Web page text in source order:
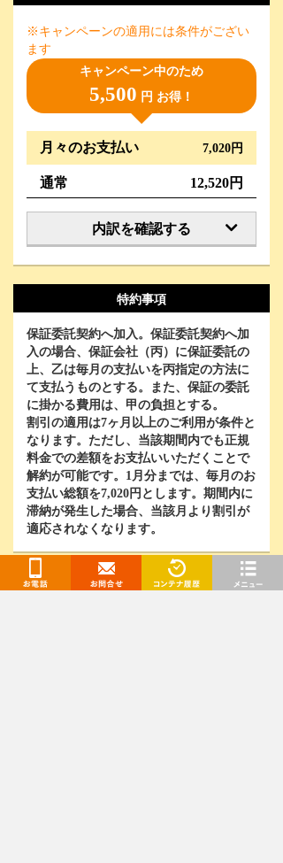
※キャンペーンの適用には条件がござい
ます
キャンペーン中のため
5,500 円 お得！
月々のお支払い 7,020円
通常 12,520円
内訳を確認する
特約事項
保証委託契約へ加入。保証委託契約へ加
入の場合、保証会社（丙）に保証委託の
上、乙は毎月の支払いを丙指定の方法に
て支払うものとする。また、保証の委託
に掛かる費用は、甲の負担とする。
割引の適用は7ヶ月以上のご利用が条件と
なります。ただし、当該期間内でも正規
料金での差額をお支払いいただくことで
解約が可能です。 1 月分までは、毎月のお
支払い総額を7,020 円とします。期間内に
滞納が発生した場合、当該月より割引が
適応されなくなります。
お問い合わせはこちら